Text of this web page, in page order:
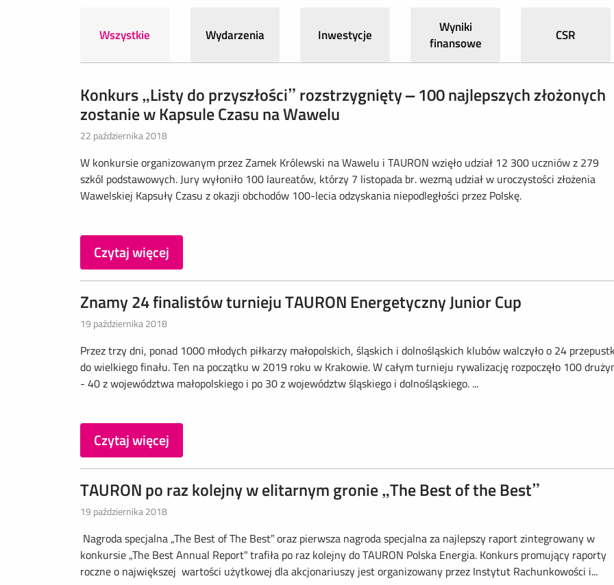
Wszystkie Wydarzenia Inwestycje
Wyniki
finansowe
CSR
Konkurs „Listy do przyszłości” rozstrzygnięty – 100 najlepszych złożonych
zostanie w Kapsule Czasu na Wawelu
22 października 2018
W konkursie organizowanym przez Zamek Królewski na Wawelu i TAURON wzięło udział 12 300 uczniów z 279
szkól podstawowych. Jury wyłoniło 100 laureatów, którzy 7 listopada br. wezmą udział w uroczystości złożenia
Wawelskiej Kapsuły Czasu z okazji obchodów 100-lecia odzyskania niepodległości przez Polskę.
Czytaj więcej
Znamy 24 finalistów turnieju TAURON Energetyczny Junior Cup
19 października 2018
Przez trzy dni, ponad 1000 młodych piłkarzy małopolskich, śląskich i dolnośląskich klubów walczyło o 24
do wielkiego finału. Ten na początku w 2019 roku w Krakowie. W całym turnieju rywalizację rozpoczęło 100
- 40 z województwa małopolskiego i po 30 z województw śląskiego i dolnośląskiego. ...
Czytaj więcej
TAURON po raz kolejny w elitarnym gronie „The Best of the Best”
19 października 2018
Nagroda specjalna „The Best of The Best” oraz pierwsza nagroda specjalna za najlepszy raport zintegrowany w
konkursie „The Best Annual Report” trafiła po raz kolejny do TAURON Polska Energia. Konkurs promujący raporty
roczne o największej wartości użytkowej dla akcjonariuszy jest organizowany przez Instytut Rachunkowości i...